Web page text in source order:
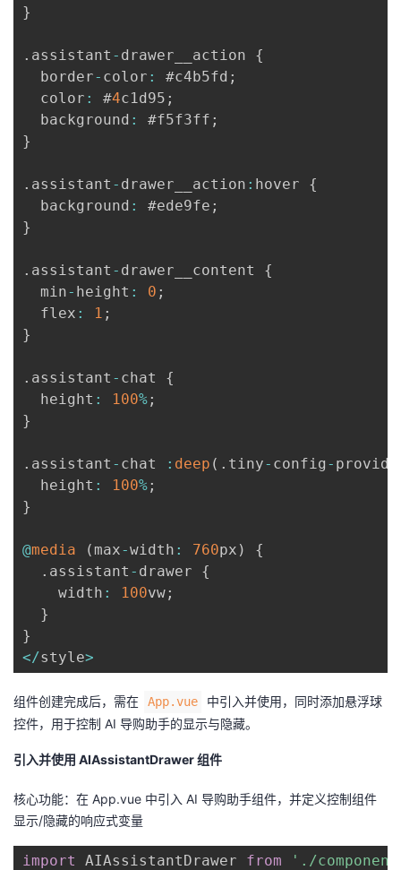
}
. assistant - drawer__action {
  border
- color : #c4b5fd ;
  color
: #4c1d95 ;
  background
: #f5f3ff ;
}
. assistant - drawer__action : hover {
  background
: #ede9fe ;
}
. assistant - drawer__content {
  min
- height : 0 ;
  flex
: 1 ;
}
. assistant - chat {
  height
: 100%;
}
. assistant - chat : deep ( . tiny- config -
  height
: 100%;
}
@media ( max-width : 760px )
{
. assistant - drawer {
    width
: 100vw;
}
}
</style>
组件创建完成后，需在 App.vue
中引入并使用，同时添加悬浮球
控件，用于控制 AI 导购助手的显示与隐藏。
引入并使用 AIAssistantDrawer 组件
核心功能：在 App.vue 中引入 AI 导购助手组件，并定义控制组件
显示/隐藏的响应式变量
import AIAssistantDrawer from
'./